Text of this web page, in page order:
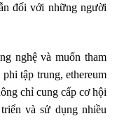
đối với những người
nghệ và muốn tham
tập trung, ethereum
chỉ cung cấp cơ hội
và sử dụng nhiều